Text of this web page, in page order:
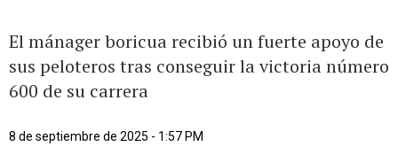
El mánager boricua recibió un fuerte apoyo de
sus peloteros tras conseguir la victoria número
600 de su carrera
8 de septiembre de 2025 - 1:57 PM